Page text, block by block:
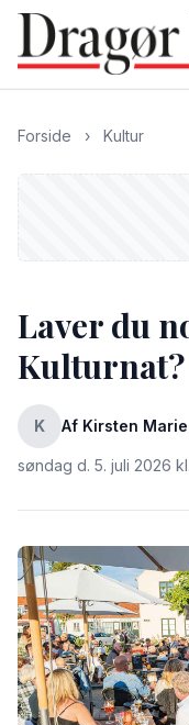
Forside › Kultur
Laver du
Kulturnat?
K Af Kirsten
søndag d. 5. juli 2026